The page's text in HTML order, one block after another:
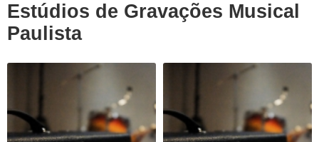
Estúdios de Gravações Musical
Paulista